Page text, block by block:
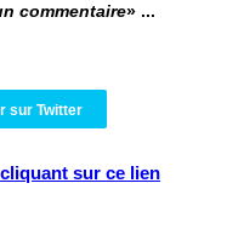
commentaire» ...
sur Twitter
sur ce lien